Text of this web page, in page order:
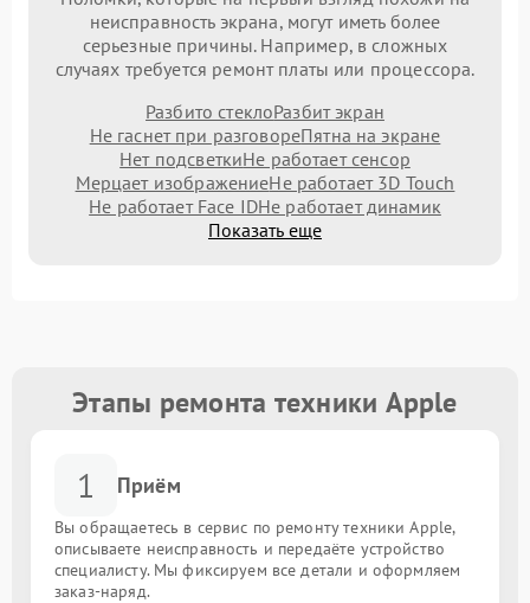
неисправность экрана, могут иметь более
серьезные причины. Например, в сложных
случаях требуется ремонт платы или процессора.
Разбито стеклоРазбит экран
Не гаснет при разговореПятна на экране
Нет подсветкиНе работает сенсор
Мерцает изображениеНе работает 3D Touch
Не работает Face IDНе работает динамик
Показать еще
Этапы ремонта техники Apple
1 Приём
Вы обращаетесь в сервис по ремонту техники Apple,
описываете неисправность и передаёте устройство
специалисту. Мы фиксируем все детали и оформляем
заказ-наряд.